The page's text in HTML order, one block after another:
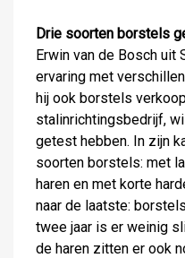
Drie soorten borstels
Erwin van de Bosch uit
ervaring met
hij ook borstels
stalinrichtingsbedrijf,
getest hebben. In zijn
soorten borstels: met
haren en met korte
naar de laatste:
twee jaar is er weinig
de haren zitten er ook